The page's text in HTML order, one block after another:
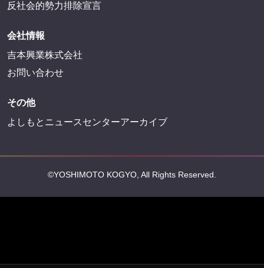
反社会的勢力排除宣言
会社情報
吉本興業株式会社
お問い合わせ
その他
よしもとニュースセンターアーカイブ
©YOSHIMOTO KOGYO, All Rights Reserved.